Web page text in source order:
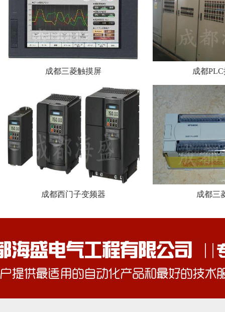
成都三菱触摸屏 成都
成都西门子变频器 成都三